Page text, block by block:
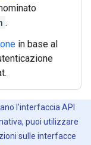
.
in base al
l'interfaccia API
puoi utilizzare
sulle interfacce